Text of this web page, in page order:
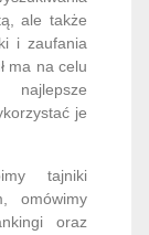
ale także
i zaufania
ma na celu
je
tajniki
omówimy
oraz